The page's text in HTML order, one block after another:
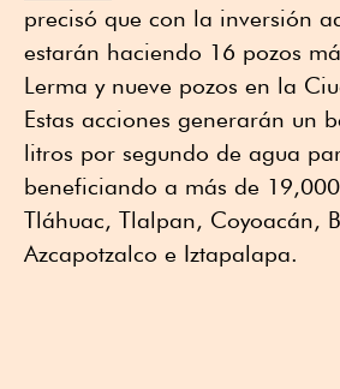
precisó que con la inversión
estarán haciendo 16 pozos
Lerma y nueve pozos en la
Estas acciones generarán un
litros por segundo de agua
beneficiando a más de
Tláhuac, Tlalpan, Coyoacán,
Azcapotzalco e Iztapalapa.